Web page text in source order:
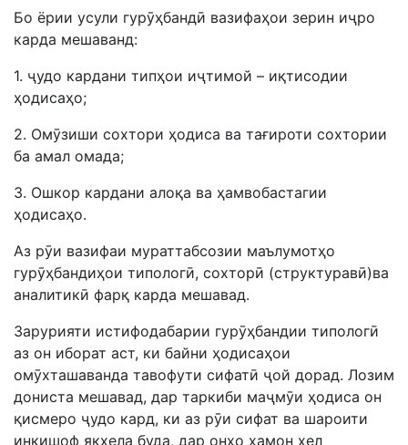
Бо ёрии усули гурӯҳбандӣ вазифаҳои зерин иҷро
карда мешаванд:
1. ҷудо кардани типҳои иҷтимой – иқтисодии
ҳодисаҳо;
2. Омӯзиши сохтори ҳодиса ва тағироти сохтории
ба амал омада;
3. Ошкор кардани алоқа ва ҳамвобастагии
ҳодисаҳо.
Аз рӯи вазифаи мураттабсозии маълумотҳо
гурӯҳбандиҳои типологӣ, сохторӣ (структуравӣ)ва
аналитикӣ фарқ карда мешавад.
Зарурияти истифодабарии гурӯҳбандии типологӣ
аз он иборат аст, ки байни ҳодисаҳои
омӯхташаванда тавофути сифатӣ ҷой дорад. Лозим
дониста мешавад, дар таркиби маҷмӯи ҳодиса он
қисмеро ҷудо кард, ки аз рӯи сифат ва шароити
инкишоф якхела буда, дар онҳо ҳамон хел